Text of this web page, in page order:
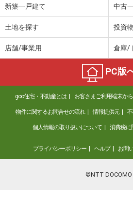
新築一戸建て 中古
土地を探す 投資
店舗/事業用 倉庫/
PC版
goo住宅・不動産とは お客さまご利用端末か
物件に関するお問合せの流れ 情報提供元
個人情報の取り扱いについて 消費税に
プライバシーポリシー ヘルプ お問
©NTT DOCOMO